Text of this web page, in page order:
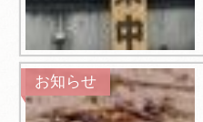
お知らせ